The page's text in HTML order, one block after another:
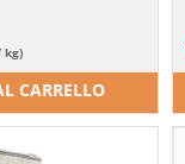
kg)
CARRELLO